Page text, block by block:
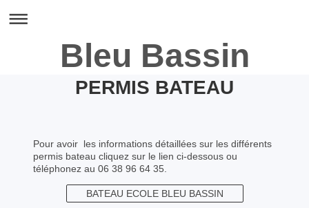
Bleu Bassin
PERMIS BATEAU
Pour avoir les informations détaillées sur les différents
permis bateau cliquez sur le lien ci-dessous ou
téléphonez au 06 38 96 64 35.
BATEAU ECOLE BLEU BASSIN